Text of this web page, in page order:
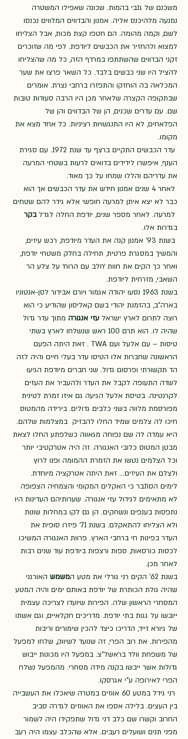
משכנם של גנבי בהמות. שכונה שאפילו המשטרה
נמנעה מלהיכנס אליה. אמנון והבדווים המלווים נכנסו
לשם, וקמה מהומה. הם חטפו קצת מכות, אבל הצליחו
למצוא ולהחזיר את הכבשים ליודפת. לפי מה שזוכרים
זקני הבדווים שהשתתפו במרדף הזה, כל מה שהצליחו
להציל היו שני כבשים בלבד. כל השאר פרצו את שער
המכלאה בה הוחזקו והתפזרו ברחבי נצרת. אומרים
שבתקופה הקצרה שלאחר מכן היו הרבה סעודות טובות
שם. עם עדרים שכנים, הן של הבדווים והן של
הפלאחים, לא היו התנגשויות רציניות. כל אחד מצא את
מקומו.
עדר הכבשים התקיים ברצף עד שנת 1972. עם סגירת
הענף, איפשרו לידידים בדואים לרעות בשטחי המרעה
את עדריהם והללו שמחו על כך מאוד.
לאחר 4 שנים אמנון חידש את עדר הכבשים אך הוא
כבר לא יצא איתן למרעה חופשי אלא גידר להם שטחים
למרעה. לאחר מספר שנים, יודפת החלה לגדל בקר
בגדרות אלו.
בשנת 93' אמנון קנה את העדר מיודפת, רכש עיזים,
והמשיך במסגרת פרטית, תחילה בחלק משטחי יודפת,
ואחר כך הקים את חוות ׳חלב עם הרוח׳ על צלע הר
השאבי, מזרחית ליודפת.
בשנת 1963 נסעו יהודה אגמור ויורם אבידור
לסן-אנטוניו
בארה"ב, בהזמנת יהודי בשם קאליסון שהודיע כי הוא
רוצה לתרום לארץ ישראל עזי אנגורה מתוך עדר גדול
שהיה לו. הוא תרם 100 ראש שנשלחו לארץ בשתי
טיסות – עם אלעל ועם TWA . זאת היתה הפעם
הראשונה שחברות אלו הטיסו עדר בעלי חיים והיה לזה
הד תקשורתי ופרסום גדול. שני חברים מיודפת הגיעו
לשדה התעופה לקבל את העדר ולהעביר את העזים
לקרנטינה. בטיסת אלעל הגיעה גם איזו זמרת לטינית
מפורסמת מלווה בשני כלבים גדולים. בירידה מהמטוס
חיכו לה צלמים שמיד החלו להבזיק  במצלמות שלהם.
היא עמדה לה שם נפוחה מגאווה כשלפתע החלו לצאת
מבטן המטוס כלובי האנגורה. זה היה אטרקטיבי יותר
וכל הצלמים נטשו את הזמרת ההמומה ופנו לרוץ
ולצלם את העיזים... זאת היתה אטרקציה מיוחדת.
לימים הסתבר כי האקלים המקומי והצמחיה הצפופה
לא מתאימים לגידול עזי אנגורה. שערותיהם העדינות היו
נתפסות בענפים ונשחקים. הן גם לקו במחלות שונות
ולא הצליחו להתאקלם. בשנת 71' פיזרו סופית את
העדר בפינות חי ברחבי הארץ. פרוות האנגורה המשיכו
לכסות כורסאות, ספות ורצפות ביודפת עוד שנים רבות
לאחר מכן.
בשנת 62' הקים רני גורלי את מטע ה
משמש האורגני
שהיה גולת הכותרת של יודפת באותם ימים והיה המטע
המסחרי הראשון שלה. הפירות שיועדו לצריכה עצמית
ייובשו על גגות בתי יודפת. מדריכים חקלאיים, וגם אשתו
של גיורא זייד, הדריכו כיצד להכין שימורים וריבות
מהפירות. את רוב הפרי, זה שנועד לשיווק, שלחו למפעל
של משפחת וולד בראשל"צ. במפעל היו מכונות ייבוש
גדולות אשר ייבשו בקנה מידה מסחרי. מהמפעל נשלח
הפרי לאירופה ע"י אגרסקו.
רני גידל במטע 60 אווזים במטרה שיאכלו את העשבייה
בין העצים. בלילה אספו את האווזים לגדרה סביב
החרוב וקשרו שם כלב דני גדול שתפקידו היה לשמור
מפני תנים ושועלים רעבים. אלא שהכלב עצמו היה רעב